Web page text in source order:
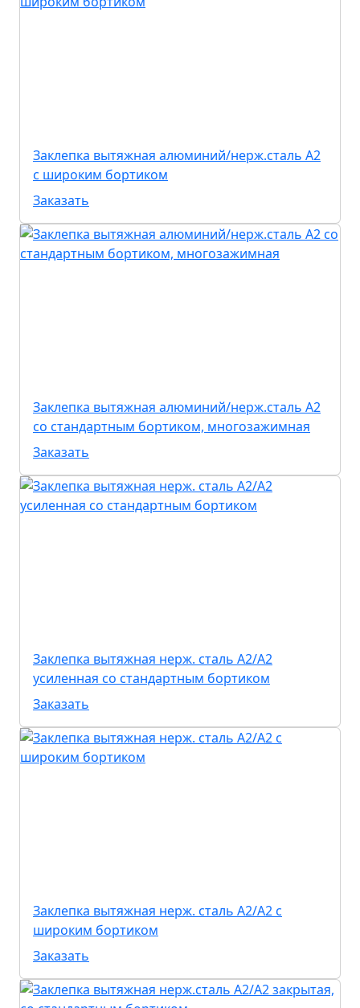
Заклепка вытяжная алюминий/нерж.сталь А2
с широким бортиком
Заказать
Заклепка вытяжная алюминий/нерж.сталь А2
со стандартным бортиком, многозажимная
Заказать
Заклепка вытяжная нерж. сталь А2/А2
усиленная со стандартным бортиком
Заказать
Заклепка вытяжная нерж. сталь А2/А2 с
широким бортиком
Заказать